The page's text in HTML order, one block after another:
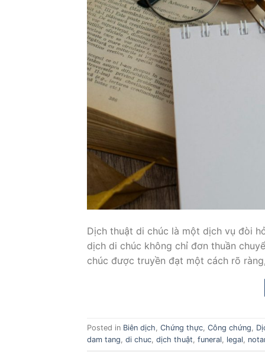
Dịch thuật di chúc là một dịch vụ đòi
dịch di chúc không chỉ đơn thuần
chúc được truyền đạt một cách rõ
Posted in Biên dịch, Chứng thực, Công chứng,
dam tang, di chuc, dịch thuật, funeral, legal,